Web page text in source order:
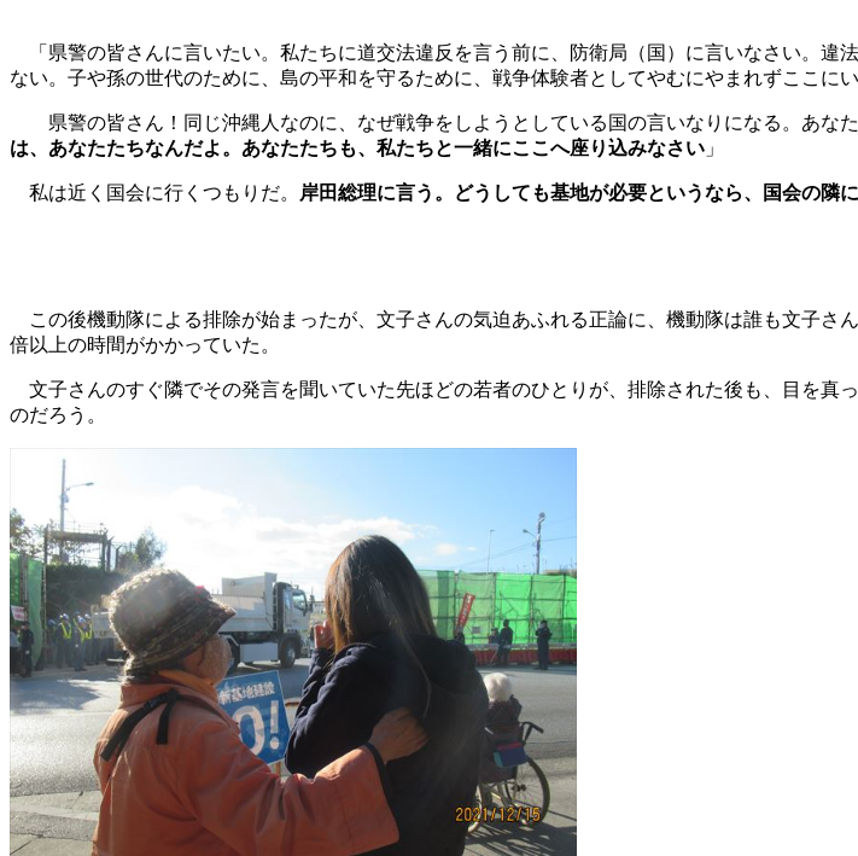
「県警の皆さんに言いたい。私たちに道交法違反を言う前に、防衛局（国）に言いなさい。
ない。子や孫の世代のために、島の平和を守るために、戦争体験者としてやむにやまれずここにい
県警の皆さん！同じ沖縄人なのに、なぜ戦争をしようとしている国の言いなりになる。あな
は、あなたたちなんだよ。あなたたちも、私たちと一緒にここへ座り込みなさい 」
私は近く国会に行くつもりだ。 岸田総理に言う。どうしても基地が必要というなら、国会の隣
この後機動隊による排除が始まったが、文子さんの気迫あふれる正論に、機動隊は誰も文子
倍以上の時間がかかっていた。
文子さんのすぐ隣でその発言を聞いていた先ほどの若者のひとりが、排除された後も、目を
のだろう。